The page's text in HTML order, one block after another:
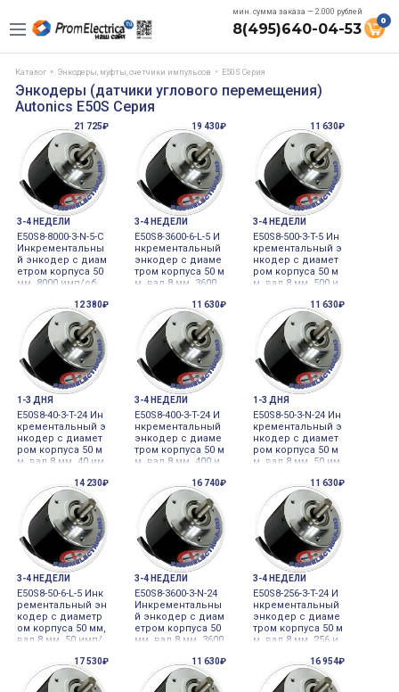
мин. сумма заказа — 2.000 рублей
8(495)640-04-53 0
Каталог Энкодеры, муфты, счетчики импульсов E50S Серия
Энкодеры (датчики углового перемещения)
Autonics E50S Серия
21 725₽
3-4 НЕДЕЛИ
E50S8-8000-3-N-5-C
Инкрементальны
й энкодер с диам
етром корпуса 50
мм, 8000 имп/об,
ль с разъемом, 5
VDC Autonics
19 430₽
3-4 НЕДЕЛИ
E50S8-3600-6-L-5 И
нкрементальный
энкодер с диаме
тром корпуса 50 м
м, вал 8 мм, 3600
фференциальны
й, 5VDC Autonics
11 630₽
3-4 НЕДЕЛИ
E50S8-500-3-T-5 Ин
крементальный э
нкодер с диамет
ром корпуса 50 м
м, вал 8 мм, 500 и
плементарный, 5-
24VDC Autonics
12 380₽
1-3 ДНЯ
E50S8-40-3-T-24 Ин
крементальный э
нкодер с диамет
ром корпуса 50 м
м, вал 8 мм, 40 им
лементарный, 12-
24VDC Autonics
11 630₽
3-4 НЕДЕЛИ
E50S8-400-3-T-24 И
нкрементальный
энкодер с диаме
тром корпуса 50 м
м, вал 8 мм, 400 и
плементарный, 1
2-24VDC Autonics
11 630₽
1-3 ДНЯ
E50S8-50-3-N-24 Ин
крементальный э
нкодер с диамет
ром корпуса 50 м
м, вал 8 мм, 50 им
12-24VDC Autonics
14 230₽
3-4 НЕДЕЛИ
E50S8-50-6-L-5 Инк
рементальный эн
кодер с диаметр
ом корпуса 50 мм,
вал 8 мм, 50 имп/
ренциальный, 5V
DC Autonics
16 740₽
3-4 НЕДЕЛИ
E50S8-3600-3-N-24
Инкрементальны
й энкодер с диам
етром корпуса 50
мм, вал 8 мм, 3600
PN, 12-24VDC Auto
nics
11 630₽
3-4 НЕДЕЛИ
E50S8-256-3-T-24 И
нкрементальный
энкодер с диаме
тром корпуса 50 м
м, вал 8 мм, 256 и
плементарный, 1
2-24VDC Autonics
17 530₽ 11 630₽ 16 954₽